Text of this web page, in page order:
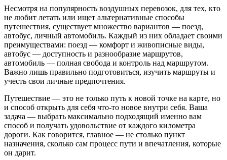
Несмотря на популярность воздушных перевозок, для тех, кто
не любит летать или ищет альтернативные способы
путешествия, существует множество вариантов — поезд,
автобус, личный автомобиль. Каждый из них обладает своими
преимуществами: поезд — комфорт и живописные виды,
автобус — доступность и разнообразие маршрутов,
автомобиль — полная свобода и контроль над маршрутом.
Важно лишь правильно подготовиться, изучить маршруты и
учесть свои личные предпочтения.
Путешествие — это не только путь к новой точке на карте, но
и способ открыть для себя что-то новое внутри себя. Ваша
задача — выбрать максимально подходящий именно вам
способ и получать удовольствие от каждого километра
дороги. Как говорится, главное — не столько пункт
назначения, сколько сам процесс пути и впечатления, которые
он дарит.